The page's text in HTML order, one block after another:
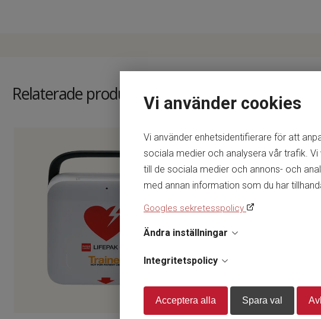
Vi använder cookies
Vi använder enhetsidentifierare för att
sociala medier och analysera vår trafik.
till de sociala medier och annons- och
med annan information som du har
Googles sekretesspolicy
Ändra inställningar
Integritetspolicy
Acceptera alla Spara val
Relaterade produkter